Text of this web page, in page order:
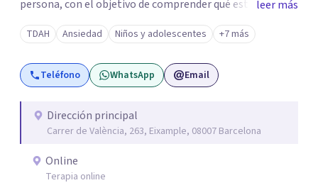
persona, con el objetivo de comprender qué está
ocurriendo y facilitar herramientas para avanzar con
mayor equilibrio y bienestar. La intervención se realiza en
un entorno confidencial y tranquilo, cuidando el ritmo y
las necesidades de cada proceso terapéutico. En Centro
el trauma, la depresión y otros retos emocionales, así
como procesos de crecimiento personal y
respetuoso, humano y orientado a generar un espacio de
leer más
TDAH Ansiedad Niños y adolescentes +7 más
Teléfono WhatsApp Email
Dirección principal
Carrer de València, 263, Eixample, 08007 Barcelona
Online
Terapia online